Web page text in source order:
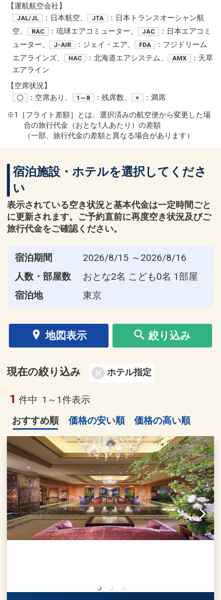
【運航航空会社】
JAL/JL ：日本航空、 JTA
：日本トランスオーシャン航
空、
RAC ：琉球エアコミューター、 JAC
：日本エアコミ
ューター、
J-AIR ：ジェイ・エア、 FDA
：フジドリーム
エアラインズ、
HAC ：北海道エアシステム、 AMX
：天草
エアライン
【空席状況】
〇 ：空席あり、 1～8 ：残席数、 ×
：満席
※1［フライト差額］とは、選択済みの航空便から変更した場
合の旅行代金（おとな1人あたり）の差額
（一部、旅行代金の差額と異なる場合があります）
宿泊施設・ホテルを選択してくださ
い
表示されている空き状況と基本代金は一定時間ごと
に更新されます。ご予約直前に再度空き状況及びご
旅行代金をご確認ください。
宿泊期間
2026/8/15 ～2026/8/16
人数・部屋数
おとな2名 こども0名 1部屋
宿泊地
東京
地図表示 絞り込み
現在の絞り込み ホテル指定
1 件中 1～1件表示
おすすめ順
価格の安い順 価格の高い順